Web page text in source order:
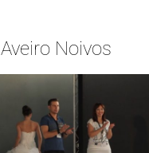
Aveiro Noivos